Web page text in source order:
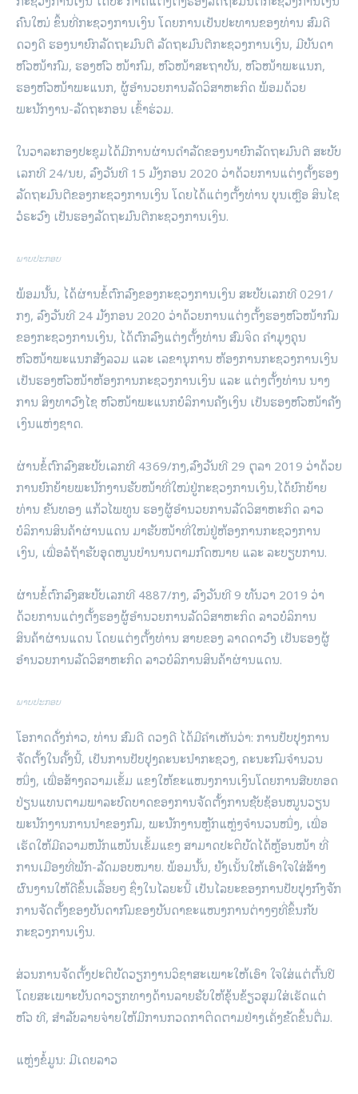
ຄົນໃໝ່ ຂຶ້ນທີ່ກະຊວງການເງິນ ໂດຍການເປັນປະທານຂອງທ່ານ ສົມດີ
ດວງດີ ຮອງນາຍົກລັດຖະມົນຕີ ລັດຖະມົນຕີກະຊວງການເງິນ, ມີບັນດາ
ຫົວໜ້າກົມ, ຮອງຫົວ ໜ້າກົມ, ຫົວໜ້າສະຖາບັນ, ຫົວໜ້າພະແນກ,
ຮອງຫົວໜ້າພະແນກ, ຜູ້ອໍານວຍການລັດວິສາຫະກິດ ພ້ອມດ້ວຍ
ພະນັກງານ-ລັດຖະກອນ ເຂົ້າຮ່ວມ.
ໃນວາລະກອງປະຊຸມໄດ້ມີການຜ່ານດໍາລັດຂອງນາຍົກລັດຖະມົນຕີ ສະບັບ
ເລກທີ 24/ນຍ, ລົງວັນທີ 15 ມັງກອນ 2020 ວ່າດ້ວຍການແຕ່ງຕັ້ງຮອງ
ລັດຖະມົນຕີຂອງກະຊວງການເງິນ ໂດຍໄດ້ແຕ່ງຕັ້ງທ່ານ ບຸນເຫຼືອ ສິນໄຊ
ວໍຣະວົງ ເປັນຮອງລັດຖະມົນຕີກະຊວງການເງິນ.
ພາບປະກອບ
ພ້ອມນັ້ນ, ໄດ້ຜ່ານຂໍ້ຕົກລົງຂອງກະຊວງການເງິນ ສະບັບເລກທີ 0291/
ກງ, ລົງວັນທີ 24 ມັງກອນ 2020 ວ່າດ້ວຍການແຕ່ງຕັ້ງຮອງຫົວໜ້າກົມ
ຂອງກະຊວງການເງິນ, ໄດ້ຕົກລົງແຕ່ງຕັ້ງທ່ານ ສົມຈິດ ຄໍາມຸງຄຸນ
ຫົວໜ້າພະແນກສັງລວມ ແລະ ເລຂານຸການ ຫ້ອງການກະຊວງການເງິນ
ເປັນຮອງຫົວໜ້າຫ້ອງການກະຊວງການເງິນ ແລະ ແຕ່ງຕັ້ງທ່ານ ນາງ
ການ ສິງທາວົງໄຊ ຫົວໜ້າພະແນກບໍລິການຄັງເງິນ ເປັນຮອງຫົວໜ້າຄັງ
ເງິນແຫ່ງຊາດ.
ຜ່ານຂໍ້ຕົກລົງສະບັບເລກທີ 4369/ກງ,ລົງວັນທີ 29 ຕຸລາ 2019 ວ່າດ້ວຍ
ການຍົກຍ້າຍພະນັກງານຮັບໜ້າທີ່ໃໝ່ຢູ່ກະຊວງການເງິນ,ໄດ້ຍົກຍ້າຍ
ທ່ານ ຂັນທອງ ແກ້ວໄພທູນ ຮອງຜູ້ອໍານວຍການລັດວິສາຫະກິດ ລາວ
ບໍລິການສິນຄ້າຜ່ານແດນ ມາຮັບໜ້າທີ່ໃໝ່ຢູ່ຫ້ອງການກະຊວງການ
ເງິນ, ເພື່ອລໍຖ້າຮັບອຸດໜູນບໍານານຕາມກົດໝາຍ ແລະ ລະບຽບການ.
ຜ່ານຂໍ້ຕົກລົງສະບັບເລກທີ 4887/ກງ, ລົງວັນທີ 9 ທັນວາ 2019 ວ່າ
ດ້ວຍການແຕ່ງຕັ້ງຮອງຜູ້ອໍານວຍການລັດວິສາຫະກິດ ລາວບໍລິການ
ສິນຄ້າຜ່ານແດນ ໂດຍແຕ່ງຕັ້ງທ່ານ ສາຍຂອງ ລາດດາວົງ ເປັນຮອງຜູ້
ອໍານວຍການລັດວິສາຫະກິດ ລາວບໍລິການສິນຄ້າຜ່ານແດນ.
ພາບປະກອບ
ໂອກາດດັ່ງກ່າວ, ທ່ານ ສົມດີ ດວງດີ ໄດ້ມີຄຳເຫັນວ່າ: ການປັບປຸງການ
ຈັດຕັ້ງໃນຄັ້ງນີ້, ເປັນການປັບປຸງຄະນະນໍາກະຊວງ, ຄະນະກົມຈໍານວນ
ໜຶ່ງ, ເພື່ອສ້າງຄວາມເຂັ້ມ ແຂງໃຫ້ຂະແໜງການເງິນໂດຍການສືບທອດ
ປ່ຽນແທນຕາມພາລະບົດບາດຂອງການຈັດຕັ້ງການຊັບຊ້ອນໝູນວຽນ
ພະນັກງານການນໍາຂອງກົມ, ພະນັກງານຫຼັກແຫຼ່ງຈໍານວນໜຶ່ງ, ເພື່ອ
ເຮັດໃຫ້ມີຄວາມໜັກແໜ້ນເຂັ້ມແຂງ ສາມາດປະຕິບັດໄດ້ຫຼ້ອນໜ້າ ທີ່
ການເມືອງທີ່ພັກ-ລັດມອບໝາຍ. ພ້ອມນັ້ນ, ຍັງເນັ້ນໃຫ້ເອົາໃຈໃສ່ສ້າງ
ຜົນງານໃຫ້ດີຂຶ້ນເລື້ອຍໆ ຊຶ່ງໃນໄລຍະນີ້ ເປັນໄລຍະຂອງການປັບປຸງກົງຈັກ
ການຈັດຕັ້ງຂອງບັນດາກົມຂອງບັນດາຂະແໜງການຕ່າງໆທີ່ຂຶ້ນກັບ
ກະຊວງການເງິນ.
ສ່ວນການຈັດຕັ້ງປະຕິບັດວຽກງານວິຊາສະເພາະໃຫ້ເອົາ ໃຈໃສ່ແຕ່ຕົ້ນປີ
ໂດຍສະເພາະບັນດາວຽກທາງດ້ານລາຍຮັບໃຫ້ຂຸ້ນຂ້ຽວສຸມໃສ່ເຮັດແຕ່
ຫົວ ທີ, ສໍາລັບລາຍຈ່າຍໃຫ້ມີການກວດກາຕິດຕາມຢ່າງເຄັ່ງຂັດຂຶ້ນຕື່ມ.
ແຫຼ່ງຂໍ້ມູນ: ມີເດຍລາວ